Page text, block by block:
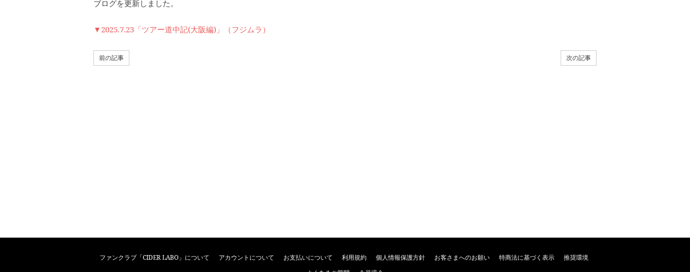
ブログを更新しました。
▼2025.7.23「ツアー道中記(大阪編)」（フジムラ）
次の記事
前の記事
ファンクラブ「CIDER LABO」について アカウントについて お支払いについて 利用規約 個人情報保護方針 お客さまへのお願い 特商法に基づく表示
推奨環境